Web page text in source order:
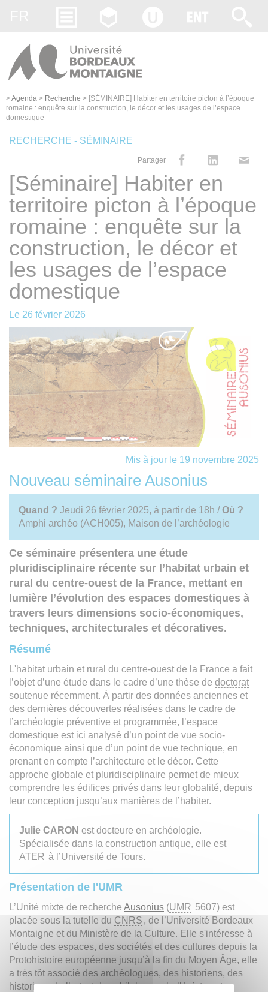
>Agenda > Recherche > [SÉMINAIRE] Habiter en territoire picton à l’époque
romaine : enquête sur la construction, le décor et les usages de l’espace
domestique
RECHERCHE - SÉMINAIRE
Partager
[Séminaire] Habiter en
territoire picton à l’époque
romaine : enquête sur la
construction, le décor et
les usages de l’espace
domestique
Le 26 février 2026
Mis à jour le 19 novembre 2025
Nouveau séminaire Ausonius
Quand ? Jeudi 26 février 2025, à partir de 18h /Où ?
Amphi archéo (ACH005), Maison de l’archéologie
Ce séminaire présentera une étude
pluridisciplinaire récente sur l’habitat urbain et
rural du centre-ouest de la France, mettant en
lumière l’évolution des espaces domestiques à
travers leurs dimensions socio-économiques,
techniques, architecturales et décoratives.
Résumé
L'habitat urbain et rural du centre-ouest de la France a fait
l’objet d’une étude dans le cadre d’une thèse de doctorat
soutenue récemment. À partir des données anciennes et
des dernières découvertes réalisées dans le cadre de
l’archéologie préventive et programmée, l’espace
domestique est ici analysé d’un point de vue socio-
économique ainsi que d’un point de vue technique, en
prenant en compte l’architecture et le décor. Cette
approche globale et pluridisciplinaire permet de mieux
comprendre les édifices privés dans leur globalité, depuis
leur conception jusqu’aux manières de l’habiter.
Julie CARON est docteure en archéologie.
Spécialisée dans la construction antique, elle est
ATER à l’Université de Tours.
Présentation de l'UMR
L’Unité mixte de recherche Ausonius (UMR 5607) est
placée sous la tutelle du CNRS , de l’Université Bordeaux
Montaigne et du Ministère de la Culture. Elle s'intéresse à
l’étude des espaces, des sociétés et des cultures depuis la
Protohistoire européenne jusqu’à la fin du Moyen Âge, elle
a très tôt associé des archéologues, des historiens, des
historiens de l’art, et des philologues hellénistes et